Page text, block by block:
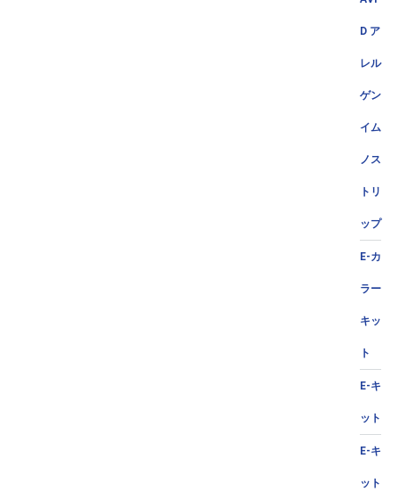
D ア
レル
ゲン
イム
ノス
トリ
ップ
E-カ
ラー
キッ
ト
E-キ
ット
E-キ
ット